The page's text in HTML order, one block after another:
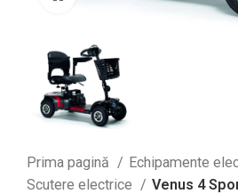
Prima pagină
Echipamente
Scutere electrice
Venus 4